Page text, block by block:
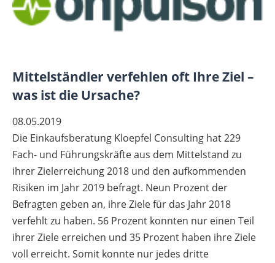
Mittelständler verfehlen oft Ihre Ziel –
was ist die Ursache?
08.05.2019
Die Einkaufsberatung Kloepfel Consulting hat 229
Fach- und Führungskräfte aus dem Mittelstand zu
ihrer Zielerreichung 2018 und den aufkommenden
Risiken im Jahr 2019 befragt. Neun Prozent der
Befragten geben an, ihre Ziele für das Jahr 2018
verfehlt zu haben. 56 Prozent konnten nur einen Teil
ihrer Ziele erreichen und 35 Prozent haben ihre Ziele
voll erreicht. Somit konnte nur jedes dritte